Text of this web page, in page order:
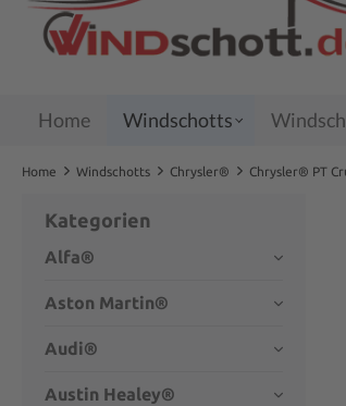
Home Windschotts
Home Windschotts Chrysler® Chrysler® PT
Kategorien
Alfa®
Aston Martin®
Audi®
Austin Healey®